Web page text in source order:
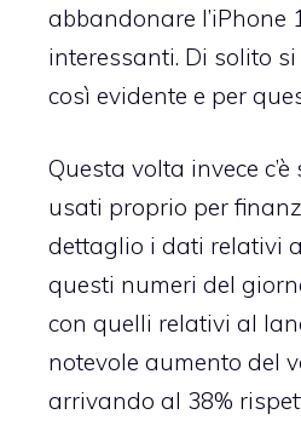
abbandonare l’iPhone
interessanti. Di solito
così evidente e per
Questa volta invece
usati proprio per
dettaglio i dati relativi
questi numeri del
con quelli relativi al
notevole aumento del
arrivando al 38%